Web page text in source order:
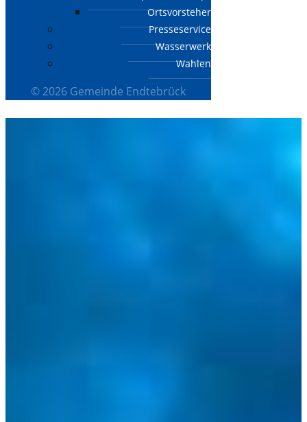
Ortsvorsteher
Presseservice
Wasserwerk
Wahlen
© 2026 Gemeinde Endtebrück